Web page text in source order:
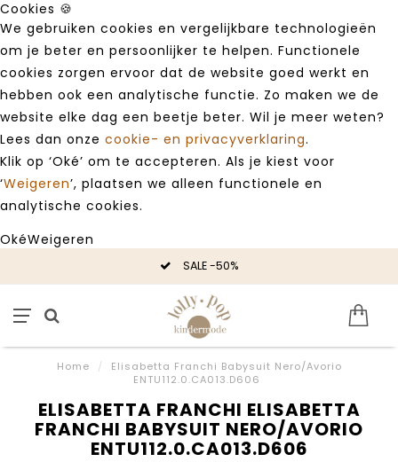
Cookies 🍪
We gebruiken cookies en vergelijkbare technologieën
om je beter en persoonlijker te helpen. Functionele
cookies zorgen ervoor dat de website goed werkt en
hebben ook een analytische functie. Zo maken we de
website elke dag een beetje beter. Wil je meer weten?
Lees dan onze cookie- en privacyverklaring.
Klik op ‘Oké’ om te accepteren. Als je kiest voor
‘Weigeren’, plaatsen we alleen functionele en
analytische cookies.
OkéWeigeren
SALE -50%
Home /
Elisabetta Franchi Babysuit Nero/Avorio
ENTU112.0.CA013.D606
ELISABETTA FRANCHI ELISABETTA
FRANCHI BABYSUIT NERO/AVORIO
ENTU112.0.CA013.D606